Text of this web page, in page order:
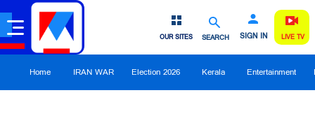
SEARCH SIGN IN
OUR SITES LIVE TV
Home IRAN WAR Election 2026 Kerala Entertainment